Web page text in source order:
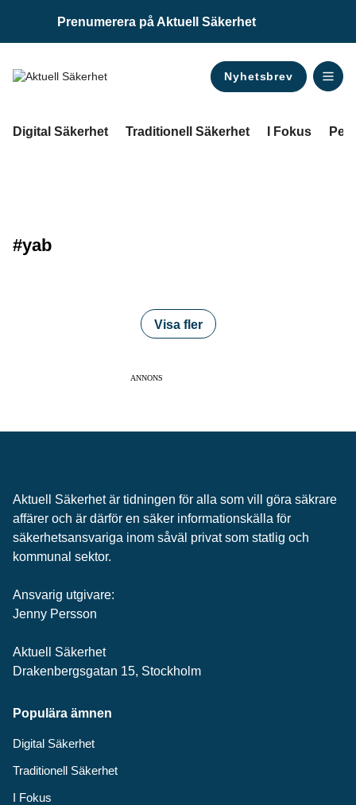
Prenumerera på Aktuell Säkerhet
Nyhetsbrev
Digital Säkerhet Traditionell Säkerhet I Fokus
#yab
Visa fler
ANNONS
Aktuell Säkerhet är tidningen för alla som vill göra säkrare
affärer och är därför en säker informationskälla för
säkerhets­ansvariga inom såväl privat som statlig och
kommunal sektor.
Ansvarig utgivare:
Jenny Persson
Aktuell Säkerhet
Drakenbergsgatan 15, Stockholm
Populära ämnen
Digital Säkerhet
Traditionell Säkerhet
I Fokus